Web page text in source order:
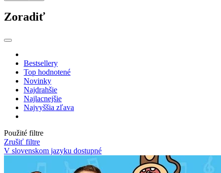
Zoradiť
Bestsellery
Top hodnotené
Novinky
Najdrahšie
Najlacnejšie
Najvyššia zľava
Použité filtre
Zrušiť filtre
V slovenskom jazyku dostupné